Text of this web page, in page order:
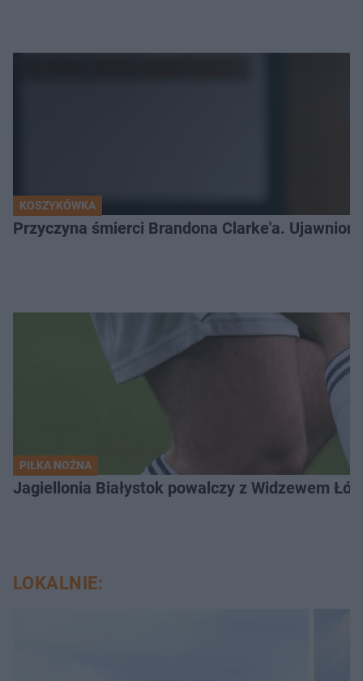
KOSZYKÓWKA
Przyczyna śmierci Brandona Clarke'a.
PIŁKA NOŻNA
Jagiellonia Białystok powalczy z Widzewem
LOKALNIE: